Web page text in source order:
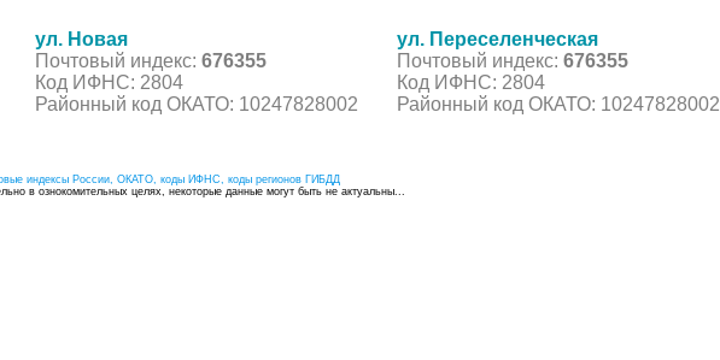
ул. Новая
Почтовый индекс: 676355
Код ИФНС: 2804
Районный код ОКАТО: 10247828002
ул. Переселенческая
Почтовый индекс: 676355
Код ИФНС: 2804
Районный код ОКАТО: 10247828002
индексы России, ОКАТО, коды ИФНС, коды регионов ГИБДД
в ознокомительных целях, некоторые данные могут быть не актуальны...